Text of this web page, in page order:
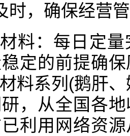
时，确保经营
料：每日定
定的前提确
料系列(鹅肝
，从全国各
利用网络资